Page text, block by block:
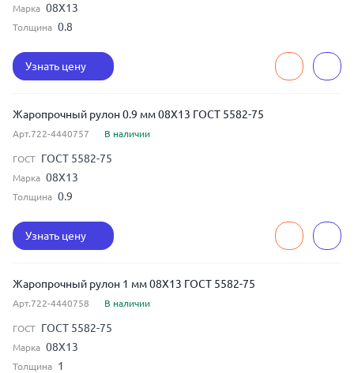
Марка 08Х13
Толщина 0.8
Узнать цену
Жаропрочный рулон 0.9 мм 08Х13 ГОСТ 5582-75
Арт.722-4440757 В наличии
ГОСТ ГОСТ 5582-75
Марка 08Х13
Толщина 0.9
Узнать цену
Жаропрочный рулон 1 мм 08Х13 ГОСТ 5582-75
Арт.722-4440758 В наличии
ГОСТ ГОСТ 5582-75
Марка 08Х13
Толщина 1